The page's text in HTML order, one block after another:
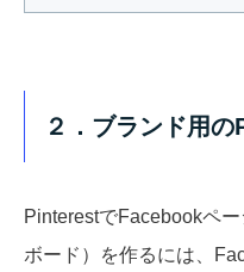
２．ブランド用
PinterestでFacebookペ
ボード）を作るには、